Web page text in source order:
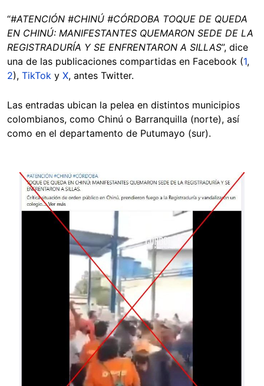
“#ATENCIÓN #CHINÚ #CÓRDOBA TOQUE DE QUEDA
EN CHINÚ: MANIFESTANTES QUEMARON SEDE DE LA
REGISTRADURÍA Y SE ENFRENTARON A SILLAS”, dice
una de las publicaciones compartidas en Facebook (1,
2), TikTok y X, antes Twitter.
Las entradas ubican la pelea en distintos municipios
colombianos, como Chinú o Barranquilla (norte), así
como en el departamento de Putumayo (sur).
Image